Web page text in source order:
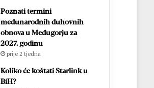
Poznati termini
međunarodnih duhovnih
obnova u Međugorju za
2027. godinu
prije 2 tjedna
Koliko će koštati Starlink u
BiH?